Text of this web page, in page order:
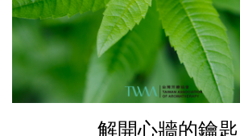
解開心牆的鑰